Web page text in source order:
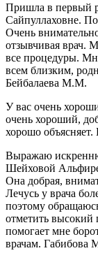
Пришла в первый
Сайпуллаховне. По
Очень
отзывчивая врач.
все процедуры.
всем близким,
Бейбалаева М.М.
У вас очень
очень хороший,
хорошо
Выражаю
Шейховой
Она добрая,
Лечусь у врача
поэтому
отметить высокий
помогает мне
врачам. Габибова